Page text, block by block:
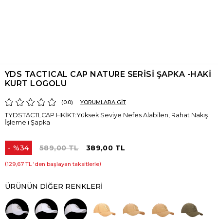
YDS TACTICAL CAP NATURE SERİSİ ŞAPKA -HAKİ
KURT LOGOLU
0.0 YORUMLARA GİT
TYDSTACTLCAP HKİKT:Yüksek Seviye Nefes Alabilen, Rahat Nakış
İşlemeli Şapka
%34
İndirim
589,00 TL 389,00 TL
129,67 TL 'den başlayan taksitlerle
ÜRÜNÜN DIĞER RENKLERI